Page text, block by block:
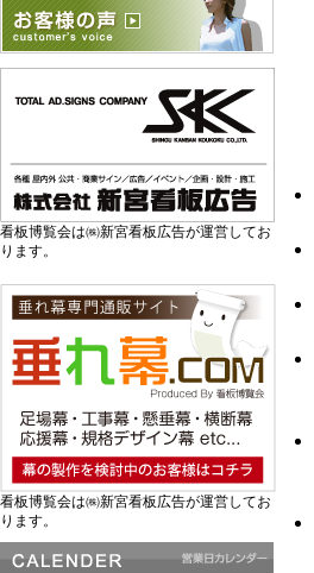
看板博覧会は㈱新宮看板広告が運営してお
ります。
看板博覧会は㈱新宮看板広告が運営してお
ります。